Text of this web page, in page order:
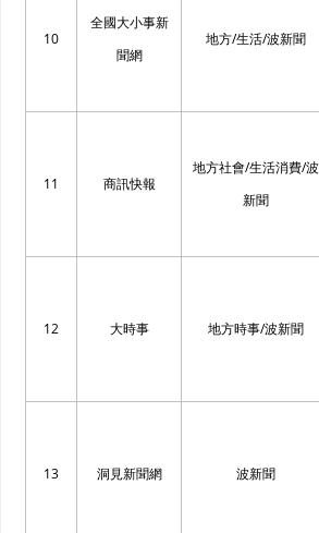
10
全國大小事新
聞網
地方/生活/波新聞
11 商訊快報
地方社會/生活消費/波
新聞
12 大時事 地方時事/波新聞
13 洞見新聞網 波新聞